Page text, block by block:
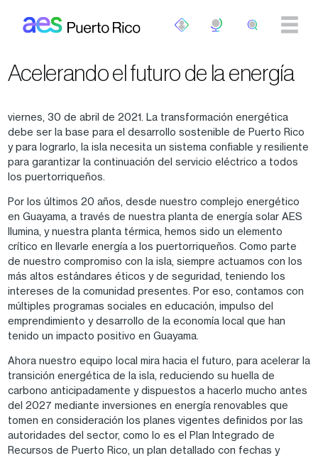
Acelerando el futuro de la energía
viernes, 30 de abril de 2021. La transformación energética
debe ser la base para el desarrollo sostenible de Puerto Rico
y para lograrlo, la isla necesita un sistema confiable y resiliente
para garantizar la continuación del servicio eléctrico a todos
los puertorriqueños.
Por los últimos 20 años, desde nuestro complejo energético
en Guayama, a través de nuestra planta de energía solar AES
Ilumina, y nuestra planta térmica, hemos sido un elemento
crítico en llevarle energía a los puertorriqueños. Como parte
de nuestro compromiso con la isla, siempre actuamos con los
más altos estándares éticos y de seguridad, teniendo los
intereses de la comunidad presentes. Por eso, contamos con
múltiples programas sociales en educación, impulso del
emprendimiento y desarrollo de la economía local que han
tenido un impacto positivo en Guayama.
Ahora nuestro equipo local mira hacia el futuro, para acelerar la
transición energética de la isla, reduciendo su huella de
carbono anticipadamente y dispuestos a hacerlo mucho antes
del 2027 mediante inversiones en energía renovables que
tomen en consideración los planes vigentes definidos por las
autoridades del sector, como lo es el Plan Integrado de
Recursos de Puerto Rico, un plan detallado con fechas y